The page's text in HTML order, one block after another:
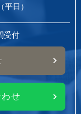
日）
受付
せ